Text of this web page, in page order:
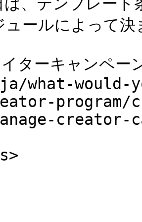
ュールによって決
ターキャンペー
what-
program/
creator-